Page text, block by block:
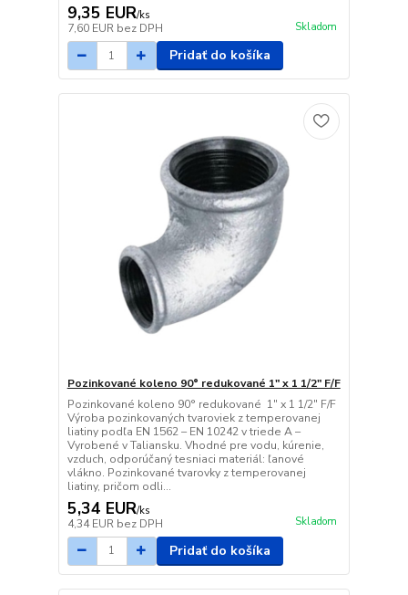
9,35 EUR/ks
7,60 EUR bez DPH Skladom
Pridať do košíka
Pozinkované koleno 90° redukované 1" x 1 1/2" F/F
Pozinkované koleno 90° redukované 1" x 1 1/2" F/F
Výroba pozinkovaných tvaroviek z temperovanej
liatiny podľa EN 1562 – EN 10242 v triede A –
Vyrobené v Taliansku. Vhodné pre vodu, kúrenie,
vzduch, odporúčaný tesniaci materiál: ľanové
vlákno. Pozinkované tvarovky z temperovanej
liatiny, pričom odli...
5,34 EUR/ks
4,34 EUR bez DPH Skladom
Pridať do košíka